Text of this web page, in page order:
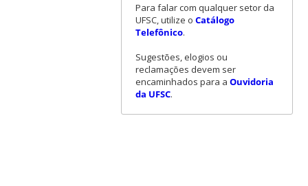
Para falar com qualquer setor da
UFSC, utilize o Catálogo
Telefônico.
Sugestões, elogios ou
reclamações devem ser
encaminhados para a Ouvidoria
da UFSC.